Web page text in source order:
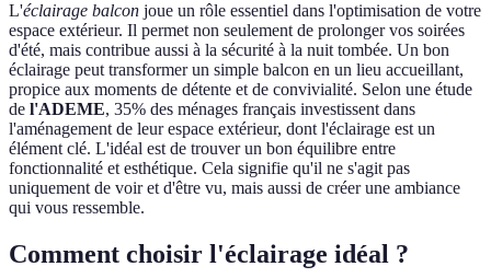
L'éclairage balcon joue un rôle essentiel dans l'optimisation de votre
espace extérieur. Il permet non seulement de prolonger vos soirées
d'été, mais contribue aussi à la sécurité à la nuit tombée. Un bon
éclairage peut transformer un simple balcon en un lieu accueillant,
propice aux moments de détente et de convivialité. Selon une étude
de l'ADEME, 35% des ménages français investissent dans
l'aménagement de leur espace extérieur, dont l'éclairage est un
élément clé. L'idéal est de trouver un bon équilibre entre
fonctionnalité et esthétique. Cela signifie qu'il ne s'agit pas
uniquement de voir et d'être vu, mais aussi de créer une ambiance
qui vous ressemble.
Comment choisir l'éclairage idéal ?